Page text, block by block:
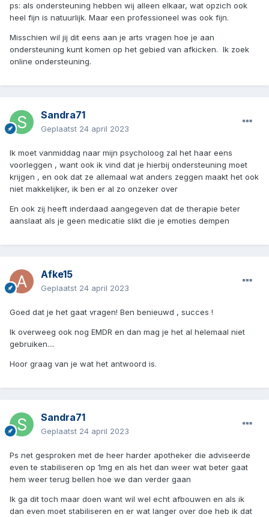
ps: als ondersteuning hebben wij alleen elkaar, wat opzich ook
heel fijn is natuurlijk. Maar een professioneel was ook fijn.
Misschien wil jij dit eens aan je arts vragen hoe je aan
ondersteuning kunt komen op het gebied van afkicken. Ik zoek
online ondersteuning.
Sandra71
Geplaatst 24 april 2023
Ik moet vanmiddag naar mijn psycholoog zal het haar eens
voorleggen , want ook ik vind dat je hierbij ondersteuning moet
krijgen , en ook dat ze allemaal wat anders zeggen maakt het ook
niet makkelijker, ik ben er al zo onzeker over
En ook zij heeft inderdaad aangegeven dat de therapie beter
aanslaat als je geen medicatie slikt die je emoties dempen
Afke15
Geplaatst 24 april 2023
Goed dat je het gaat vragen! Ben benieuwd , succes !
Ik overweeg ook nog EMDR en dan mag je het al helemaal niet
gebruiken....
Hoor graag van je wat het antwoord is.
Sandra71
Geplaatst 24 april 2023
Ps net gesproken met de heer harder apotheker die adviseerde
even te stabiliseren op 1mg en als het dan weer wat beter gaat
hem weer terug bellen hoe we dan verder gaan
Ik ga dit toch maar doen want wil wel echt afbouwen en als ik
dan even moet stabiliseren en er wat langer over doe heb ik dat